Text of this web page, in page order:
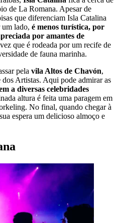
de La Romana. Apesar de
que diferenciam Isla Catalina
um lado, é menos turística, por
por amantes de
que é rodeada por um recife de
de fauna marinha.
pela vila Altos de Chavón,
Artistas. Aqui pode admirar as
a diversas celebridades
altura é feita uma paragem em
No final, quando chegar à
espera um delicioso almoço e